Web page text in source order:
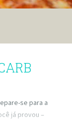
se para a
já provou –